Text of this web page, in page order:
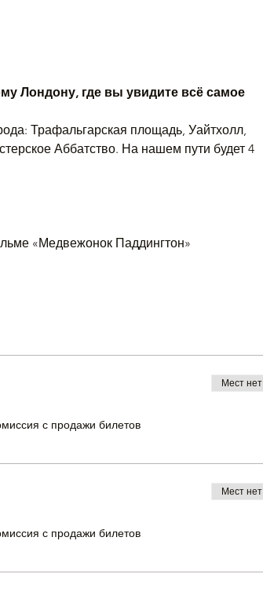
Лондону, где вы увидите всё самое
Трафальгарская площадь, Уайтхолл,
Аббатство. На нашем пути будет 4
«Медвежонок Паддингтон»
с продажи билетов
Мест нет
с продажи билетов
Мест нет